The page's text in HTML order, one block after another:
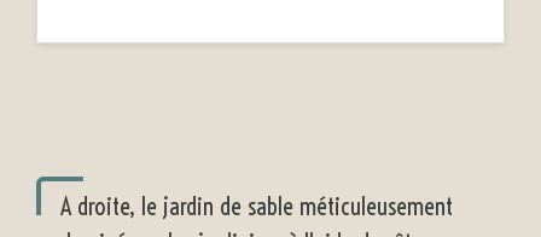
A droite, le jardin de sable méticuleusement